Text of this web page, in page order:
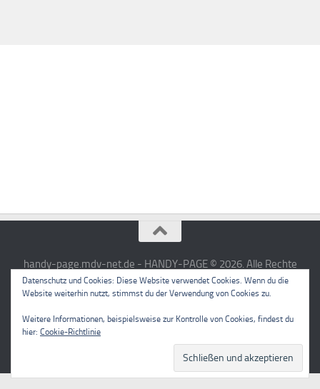
handy-page.mdv-net.de - HANDY-PAGE © 2026. Alle Rechte
vorbehalten.
Powered by - Entworfen mit demZu Hueman Pro wechseln
Datenschutz und Cookies: Diese Website verwendet Cookies. Wenn du die
Website weiterhin nutzt, stimmst du der Verwendung von Cookies zu.
Weitere Informationen, beispielsweise zur Kontrolle von Cookies, findest du
hier: Cookie-Richtlinie